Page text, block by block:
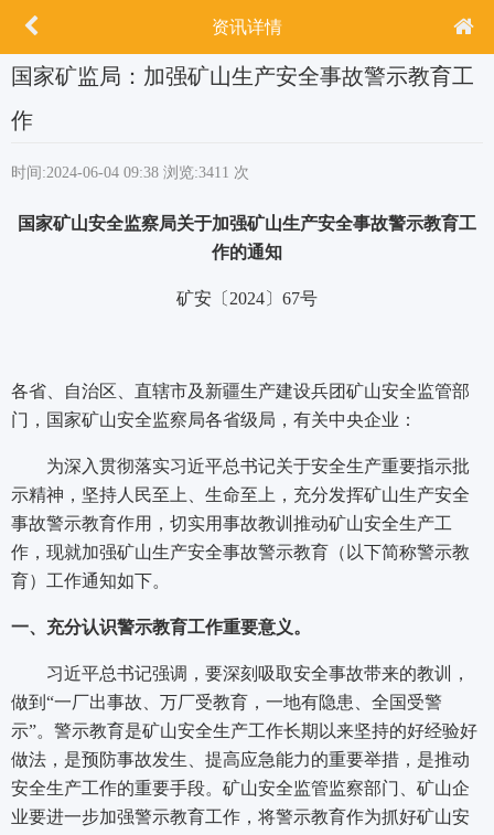
资讯详情
国家矿监局：加强矿山生产安全事故警示教育工
作
时间:2024-06-04 09:38 浏览:3411 次
国家矿山安全监察局关于加强矿山生产安全事故警示教育工
作的通知
矿安〔2024〕67号
各省、自治区、直辖市及新疆生产建设兵团矿山安全监管部
门，国家矿山安全监察局各省级局，有关中央企业：
为深入贯彻落实习近平总书记关于安全生产重要指示批
示精神，坚持人民至上、生命至上，充分发挥矿山生产安全
事故警示教育作用，切实用事故教训推动矿山安全生产工
作，现就加强矿山生产安全事故警示教育（以下简称警示教
育）工作通知如下。
一、充分认识警示教育工作重要意义。
习近平总书记强调，要深刻吸取安全事故带来的教训，
做到“一厂出事故、万厂受教育，一地有隐患、全国受警
示”。警示教育是矿山安全生产工作长期以来坚持的好经验好
做法，是预防事故发生、提高应急能力的重要举措，是推动
安全生产工作的重要手段。矿山安全监管监察部门、矿山企
业要进一步加强警示教育工作，将警示教育作为抓好矿山安